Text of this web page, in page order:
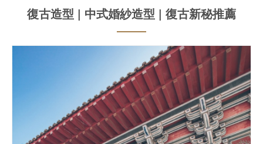
復古造型 | 中式婚紗造型 | 復古新秘推薦